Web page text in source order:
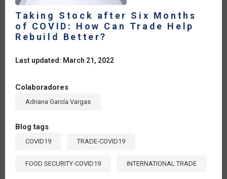
Taking Stock after Six Months
of COVID: How Can Trade Help
Rebuild Better?
Last updated: March 21, 2022
Colaboradores
Adriana García Vargas
Blog tags
COVID19 TRADE-COVID19
FOOD SECURITY-COVID19 INTERNATIONAL TRADE